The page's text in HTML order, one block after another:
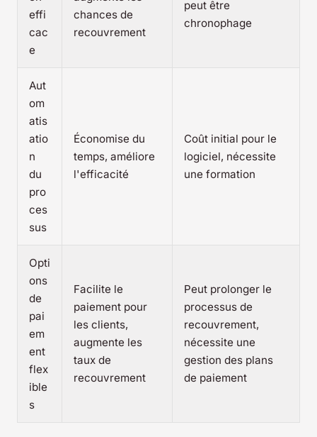
effi
cac
e
chances de
recouvrement
peut être
chronophage
Aut
om
atis
atio
n
du
pro
ces
sus
Économise du
temps, améliore
l'efficacité
Coût initial pour le
logiciel, nécessite
une formation
Opti
ons
de
pai
em
ent
flex
ible
s
Facilite le
paiement pour
les clients,
augmente les
taux de
recouvrement
Peut prolonger le
processus de
recouvrement,
nécessite une
gestion des plans
de paiement